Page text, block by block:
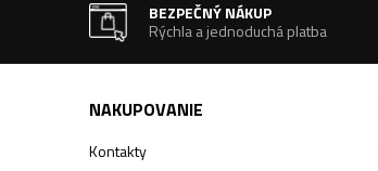
BEZPEČNÝ NÁKUP
Rýchla a jednoduchá platba
NAKUPOVANIE
Kontakty